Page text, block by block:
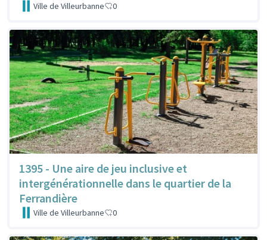
Ville de Villeurbanne 0
1395 - Une aire de jeu inclusive et
intergénérationnelle dans le quartier de la
Ferrandière
Ville de Villeurbanne 0